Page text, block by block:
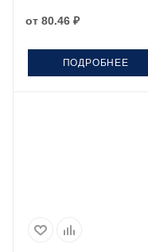
от 80.46 ₽
ПОДРОБНЕЕ